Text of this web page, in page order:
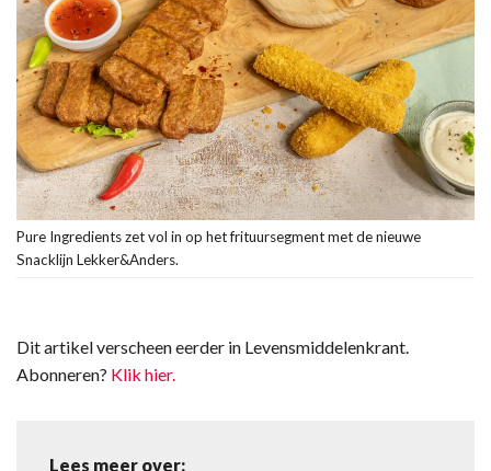
Pure Ingredients zet vol in op het frituursegment met de nieuwe
Snacklijn Lekker&Anders.
Dit artikel verscheen eerder in Levensmiddelenkrant.
Abonneren? Klik hier.
Lees meer over: